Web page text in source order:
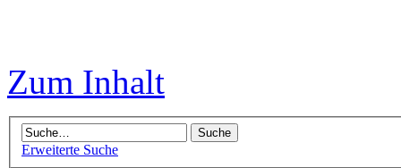
Zum Inhalt
Erweiterte Suche